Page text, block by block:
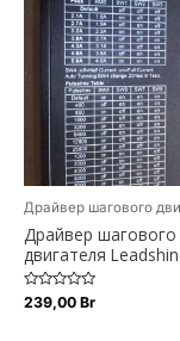
Драйвер шагового
Драйвер шагового
двигателя
Оценка
0
239,00 Br